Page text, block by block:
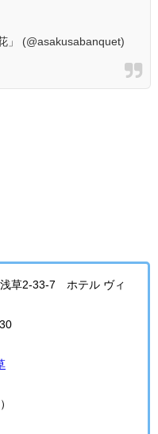
」 (@asakusabanquet)
草2-33-7 ホテル ヴィ